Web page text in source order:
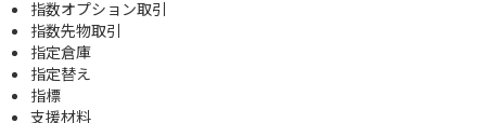
指数オプション取引
指数先物取引
指定倉庫
指定替え
指標
支援材料